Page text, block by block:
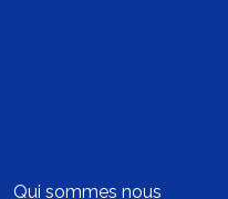
Qui sommes nous